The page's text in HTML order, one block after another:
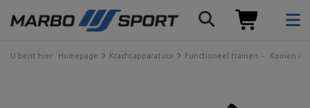
U bent hier: Homepage Krachtapparatuur Functioneel trainen Kooien en